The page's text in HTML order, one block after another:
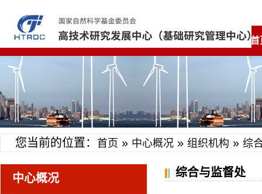
首
您当前的位置： 首页 » 中心概况 » 组织机构 » 综
中心概况 综合与监督处